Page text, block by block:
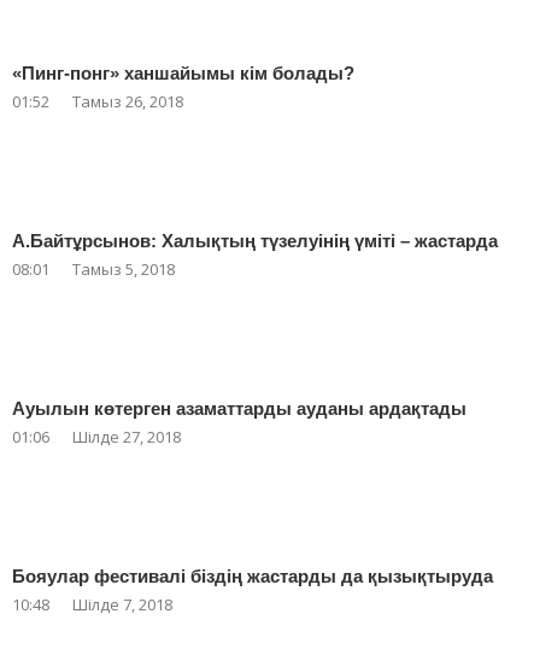
«Пинг-понг» ханшайымы кім болады?
01:52 Тамыз 26, 2018
А.Байтұрсынов: Халықтың түзелуінің үміті – жастарда
08:01 Тамыз 5, 2018
Ауылын көтерген азаматтарды ауданы ардақтады
01:06 Шілде 27, 2018
Бояулар фестивалі біздің жастарды да қызықтыруда
10:48 Шілде 7, 2018